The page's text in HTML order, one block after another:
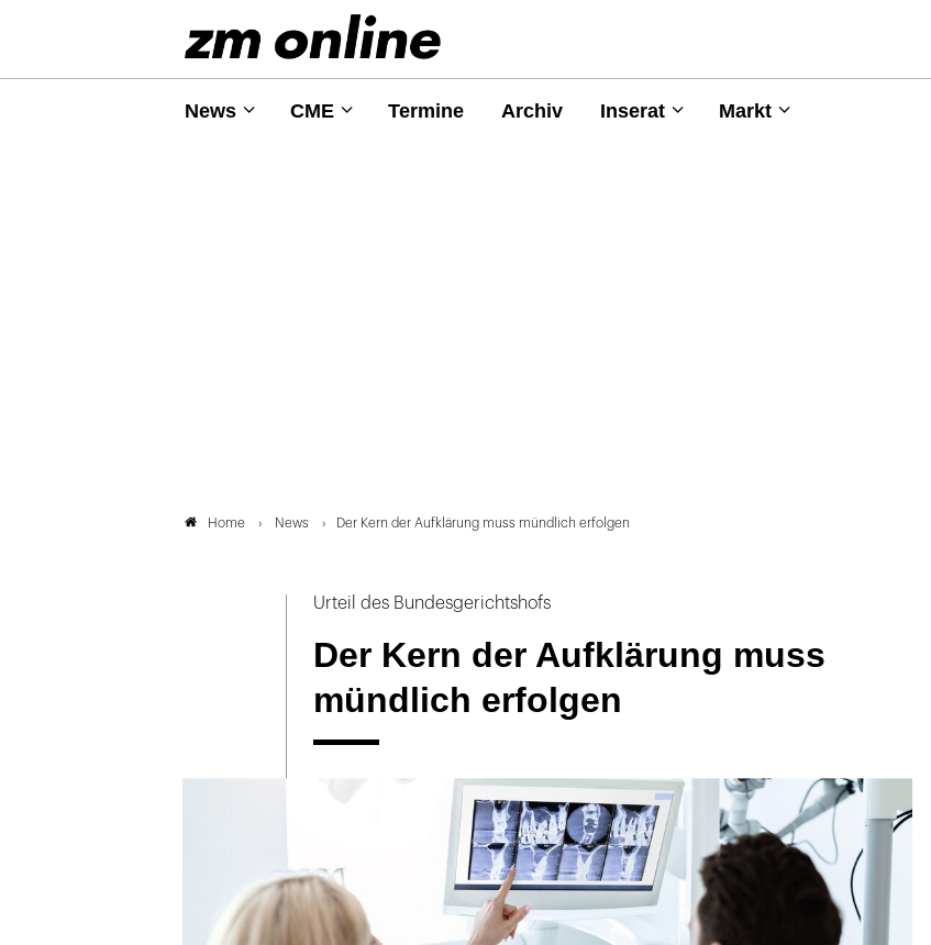
News CME Termine Archiv Inserat Markt
Home News Der Kern der Aufklärung muss mündlich erfolgen
Urteil des Bundesgerichtshofs
Der Kern der Aufklärung muss
mündlich erfolgen